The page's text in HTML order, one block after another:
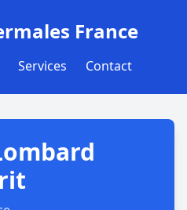
France
Services Contact